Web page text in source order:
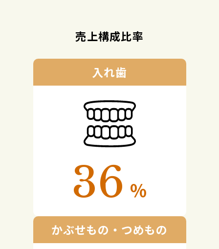
売上構成比率
入れ歯
36 %
かぶせもの・つめもの